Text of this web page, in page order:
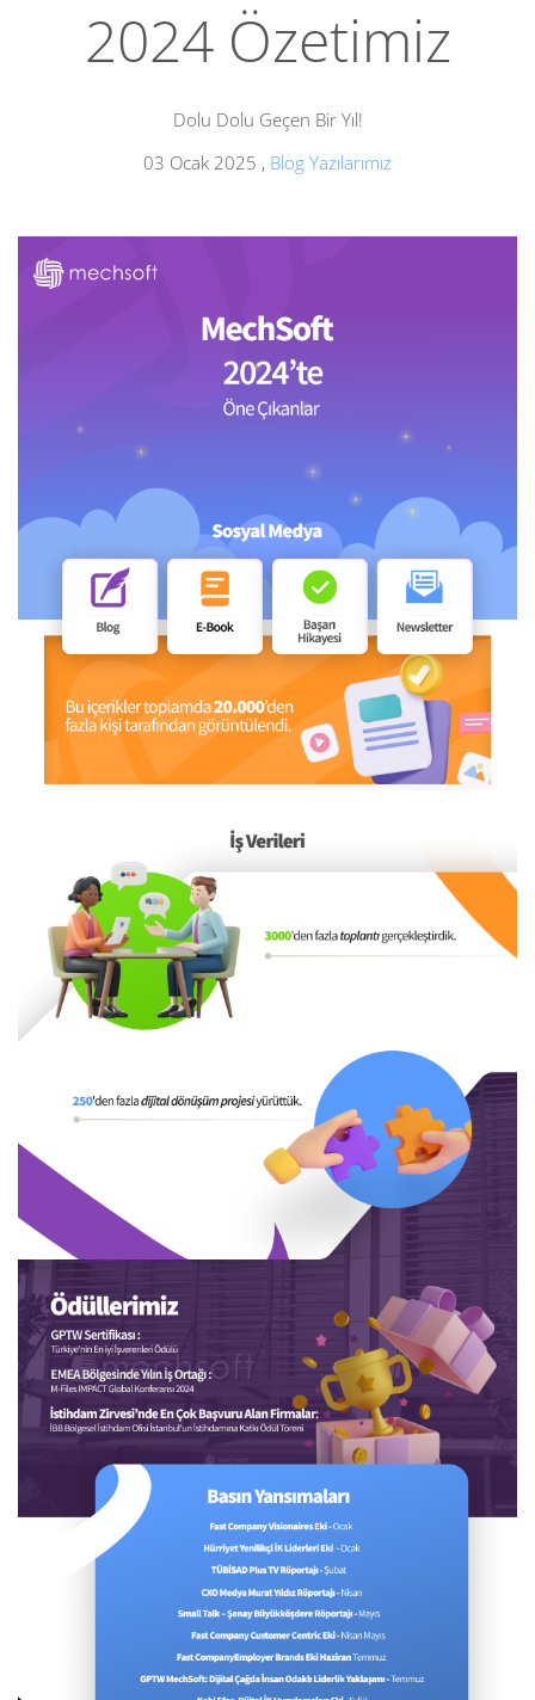
2024 Özetimiz
Dolu Dolu Geçen Bir Yıl!
03 Ocak 2025 , Blog Yazılarımız